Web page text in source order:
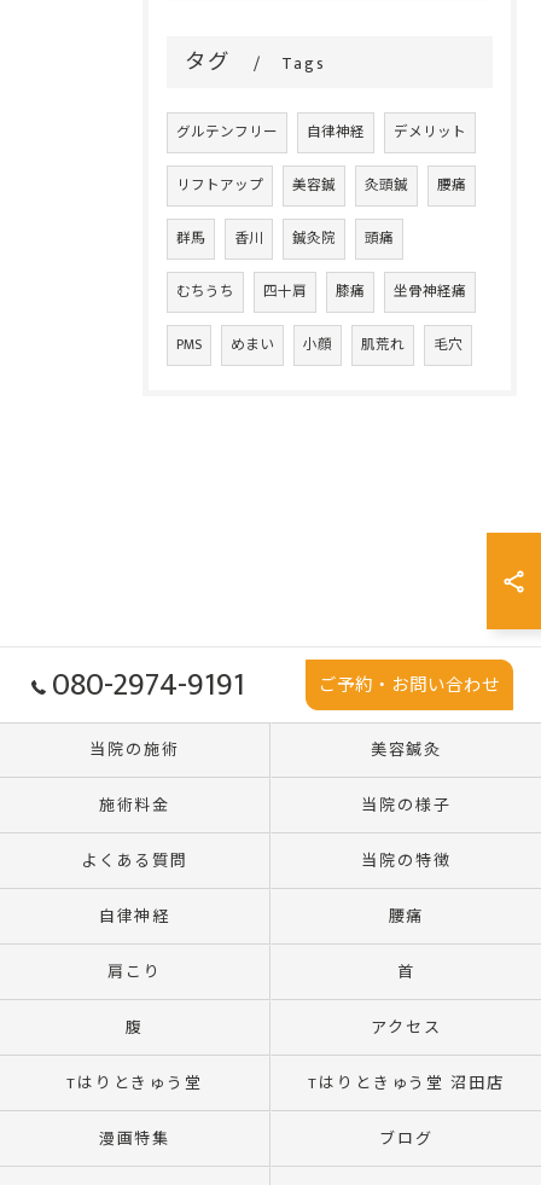
タグ Tags
グルテンフリー 自律神経 デメリット
リフトアップ 美容鍼 灸頭鍼 腰痛
群馬 香川 鍼灸院 頭痛
むちうち 四十肩 膝痛 坐骨神経痛
PMS めまい 小顔 肌荒れ 毛穴
080-2974-9191 ご予約・お問い合わせ
当院の施術 美容鍼灸
施術料金 当院の様子
よくある質問 当院の特徴
自律神経 腰痛
肩こり 首
腹 アクセス
Tはりときゅう堂 Tはりときゅう堂 沼田店
漫画特集 ブログ